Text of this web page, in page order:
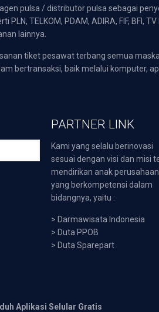
pulsa / distributor pulsa sebagai
PLN, TELKOM, PDAM, ADIRA, FIF,
lainnya.
tiket pesawat terbang semua
bertransaksi, baik melalui komputer,
PARTNER LINK
Kami yang selalu berinovasi
sesuai dengan visi dan misi
mendirikan anak perusahaan
yang berkompetensi dalam
bidangnya, yaitu :
> Darmawisata Indonesia
> Duta PPOB
> Duta Sparepart
Aplikasi Selular Gratis